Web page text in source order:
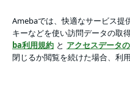
アプリをダウンロードして ブ
ょう。